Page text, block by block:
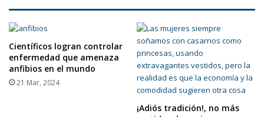
Científicos logran controlar
enfermedad que amenaza
anfibios en el mundo
21 Mar, 2024
¡Adiós tradición!, no más